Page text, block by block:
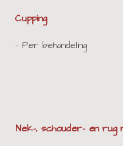
Cupping
- Per behandeling
Nek-, schouder- en rug